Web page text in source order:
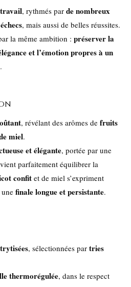
, rythmés par de nombreux
échecs, mais aussi de belles réussites.
la même ambition : préserver la
et l’émotion propres à un
, révélant des arômes de fruits
miel.
et élégante, portée par une
parfaitement équilibrer la
confitet de miel s’expriment
finale longue et persistante.
, sélectionnées par tries
thermorégulée, dans le respect